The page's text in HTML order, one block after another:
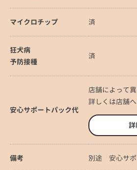
マイクロチップ 済
狂犬病
予防接種
済
安心サポートパック代
店舗によって異
詳しくは店舗
詳
備考 別途 安心サ